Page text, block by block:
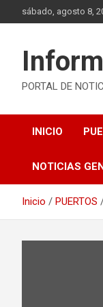
al
sábado, agosto 8,
PORTAL DE
INICIO
NOTICIAS
Inicio PUERTOS